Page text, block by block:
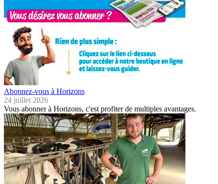
Abonnez-vous à Horizons
24 juillet 2026
Vous abonner à Horizons, c'est profiter de multiples avantages.